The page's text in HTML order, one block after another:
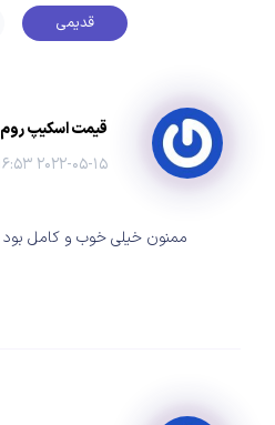
قدیمی
قیمت اسکیپ روم
۲۰۲۲-۰۵-۱۵ ۱۵:۱۶:۵۳
ممنون خیلی خوب و کامل بود